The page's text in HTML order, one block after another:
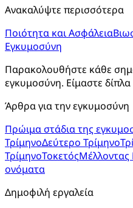
Ανακαλύψτε περισσότερα
Ποιότητα και Ασφάλεια
Εγκυμοσύνη
Παρακολουθήστε κάθε
εγκυμοσύνη. Είμαστε
Άρθρα για την εγκυμοσύνη
Πρώιμα στάδια της
ΤρίμηνοΔεύτερο Τρίμηνο
ΤρίμηνοΤοκετός
ονόματα
Δημοφιλή εργαλεία